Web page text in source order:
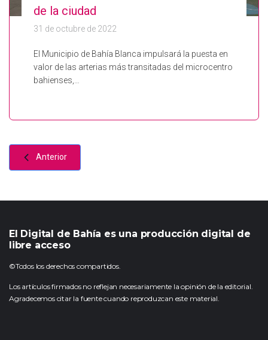
de la ciudad
31 de octubre de 2022
El Municipio de Bahía Blanca impulsará la puesta en
valor de las arterias más transitadas del microcentro
bahienses,…
Anterior
El Digital de Bahía es una producción digital de
libre acceso
©Todos los derechos compartidos.
Los artículos firmados no reflejan necesariamente la opinión de la editorial.
Agradecemos citar la fuente cuando reproduzcan este material.